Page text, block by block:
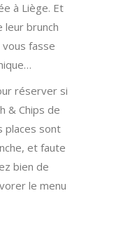
à Liège. Et
leur brunch
vous fasse
réserver si
& Chips de
places sont
et faute
bien de
le menu